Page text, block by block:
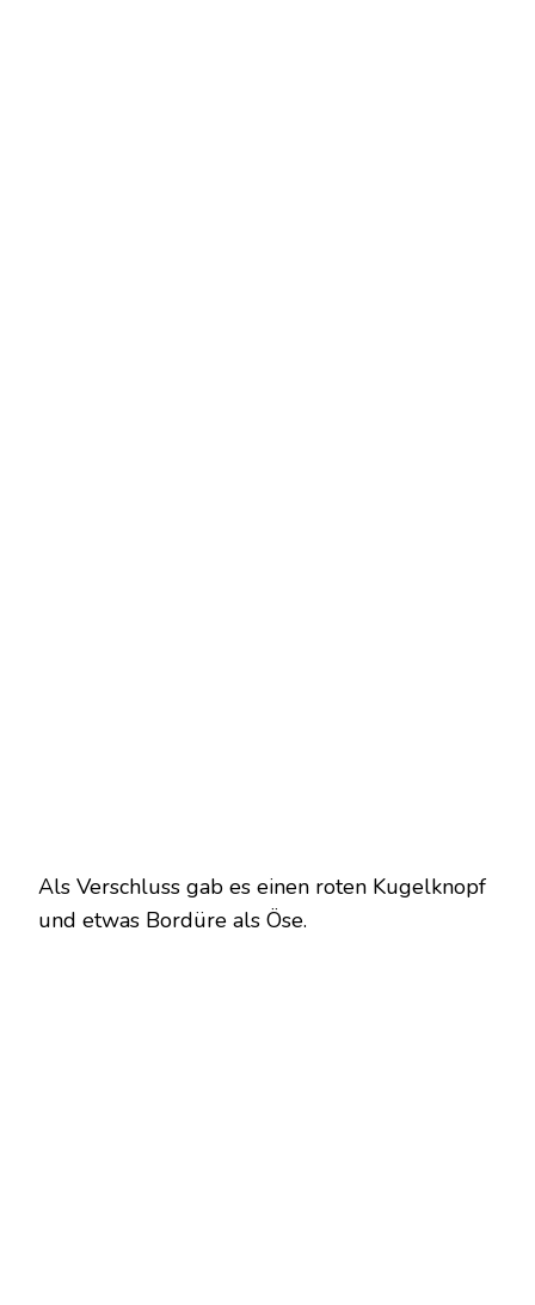
Als Verschluss gab es einen roten Kugelknopf
und etwas Bordüre als Öse.